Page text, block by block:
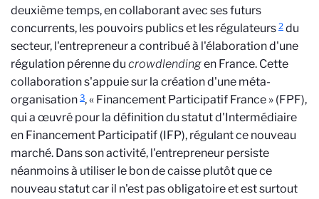
deuxième temps, en collaborant avec ses futurs
concurrents, les pouvoirs publics et les régulateurs 2 du
secteur, l'entrepreneur a contribué à l'élaboration d'une
régulation pérenne du crowdlendingen France. Cette
collaboration s'appuie sur la création d'une méta-
organisation 3, « Financement Participatif France » (FPF),
qui a œuvré pour la définition du statut d'Intermédiaire
en Financement Participatif (IFP), régulant ce nouveau
marché. Dans son activité, l'entrepreneur persiste
néanmoins à utiliser le bon de caisse plutôt que ce
nouveau statut car il n'est pas obligatoire et est surtout